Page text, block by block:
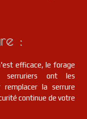
:
efficace, le forage
serruriers ont les
remplacer la serrure
continue de votre